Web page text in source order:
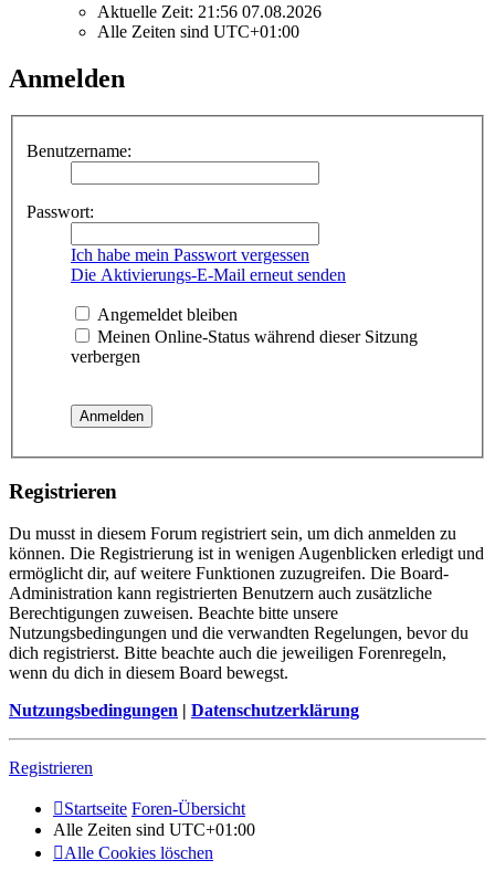
Aktuelle Zeit: 21:56 07.08.2026
Alle Zeiten sind UTC+01:00
Anmelden
Benutzername:
Passwort:
Ich habe mein Passwort vergessen
Die Aktivierungs-E-Mail erneut senden
Angemeldet bleiben
Meinen Online-Status während dieser Sitzung
verbergen
Registrieren
Du musst in diesem Forum registriert sein, um dich anmelden zu
können. Die Registrierung ist in wenigen Augenblicken erledigt und
ermöglicht dir, auf weitere Funktionen zuzugreifen. Die Board-
Administration kann registrierten Benutzern auch zusätzliche
Berechtigungen zuweisen. Beachte bitte unsere
Nutzungsbedingungen und die verwandten Regelungen, bevor du
dich registrierst. Bitte beachte auch die jeweiligen Forenregeln,
wenn du dich in diesem Board bewegst.
Nutzungsbedingungen | Datenschutzerklärung
Registrieren
Startseite Foren-Übersicht
Alle Zeiten sind UTC+01:00
Alle Cookies löschen